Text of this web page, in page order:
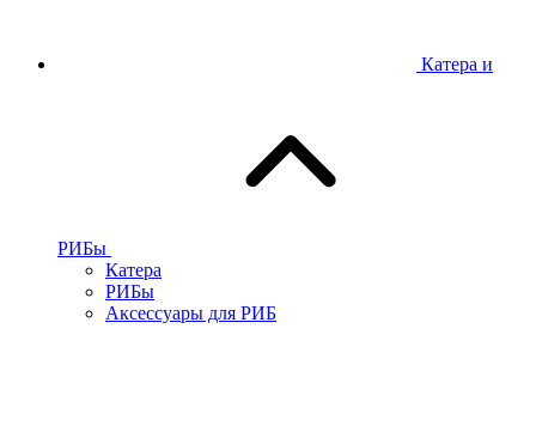
Катера и
РИБы
Катера
РИБы
Аксессуары для РИБ